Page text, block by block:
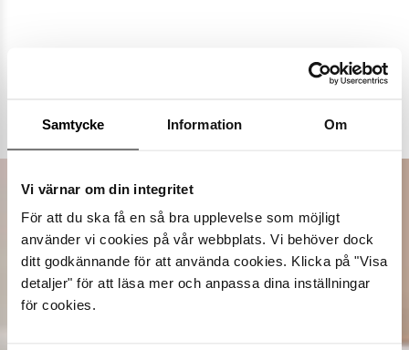
Samtycke Information Om
Vi värnar om din integritet
För att du ska få en så bra upplevelse som möjligt
använder vi cookies på vår webbplats. Vi behöver dock
ditt godkännande för att använda cookies. Klicka på "Visa
detaljer" för att läsa mer och anpassa dina inställningar
för cookies.
Populära varumärken
Dasia K.Cobler